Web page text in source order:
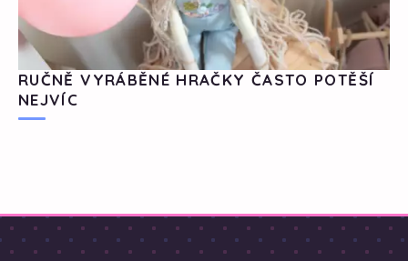
RUČNĚ VYRÁBĚNÉ HRAČKY ČASTO POTĚŠÍ
NEJVÍC